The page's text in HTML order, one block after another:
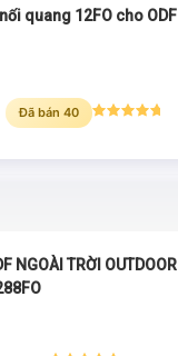
quang 12FO cho ODF
Đã bán 40
5 sao
NGOÀI TRỜI OUTDOOR